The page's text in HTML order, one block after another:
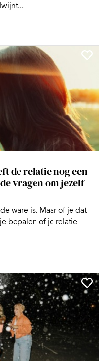
de relatie nog een
vragen om jezelf
ware is. Maar of je dat
bepalen of je relatie